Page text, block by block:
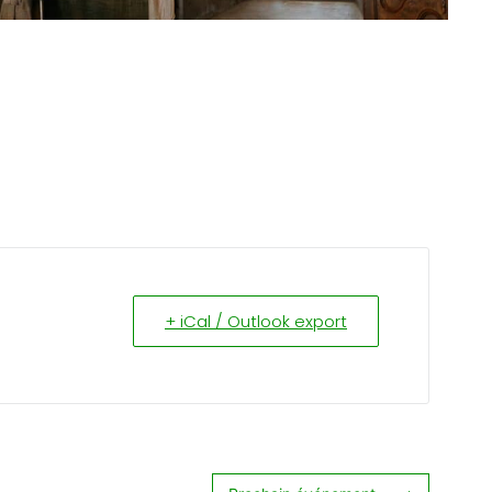
+ iCal / Outlook export